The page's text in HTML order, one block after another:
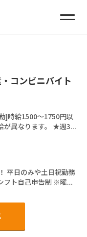
コンビニバイト
]時給1500～1750円以
異なります。 ★週3...
平日のみや土日祝勤務
フト自己申告制 ※曜...